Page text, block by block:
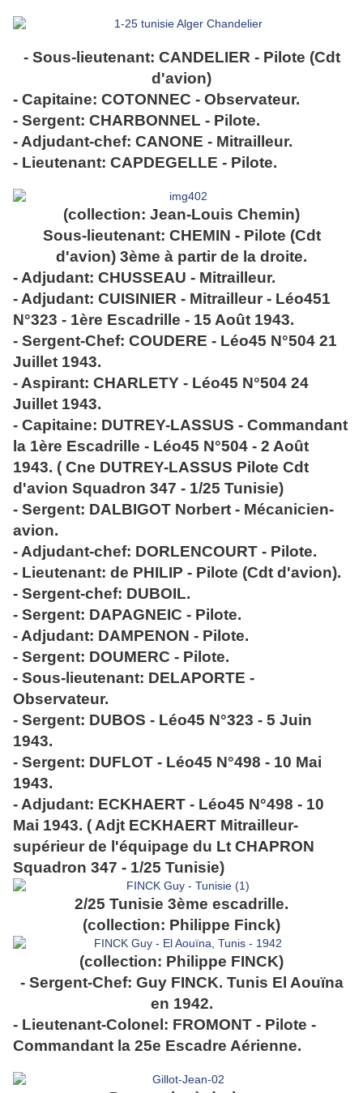
- Sous-lieutenant: CANDELIER - Pilote (Cdt
d'avion)
- Capitaine: COTONNEC - Observateur.
- Sergent: CHARBONNEL - Pilote.
- Adjudant-chef: CANONE - Mitrailleur.
- Lieutenant: CAPDEGELLE - Pilote.
(collection: Jean-Louis Chemin)
Sous-lieutenant: CHEMIN - Pilote (Cdt
d'avion) 3ème à partir de la droite.
- Adjudant: CHUSSEAU - Mitrailleur.
- Adjudant: CUISINIER - Mitrailleur - Léo451
N°323 - 1ère Escadrille - 15 Août 1943.
- Sergent-Chef: COUDERE - Léo45 N°504 21
Juillet 1943.
- Aspirant: CHARLETY - Léo45 N°504 24
Juillet 1943.
- Capitaine: DUTREY-LASSUS - Commandant
la 1ère Escadrille - Léo45 N°504 - 2 Août
1943. ( Cne DUTREY-LASSUS Pilote Cdt
d'avion Squadron 347 - 1/25 Tunisie)
- Sergent: DALBIGOT Norbert - Mécanicien-
avion.
- Adjudant-chef: DORLENCOURT - Pilote.
- Lieutenant: de PHILIP - Pilote (Cdt d'avion).
- Sergent-chef: DUBOIL.
- Sergent: DAPAGNEIC - Pilote.
- Adjudant: DAMPENON - Pilote.
- Sergent: DOUMERC - Pilote.
- Sous-lieutenant: DELAPORTE -
Observateur.
- Sergent: DUBOS - Léo45 N°323 - 5 Juin
1943.
- Sergent: DUFLOT - Léo45 N°498 - 10 Mai
1943.
- Adjudant: ECKHAERT - Léo45 N°498 - 10
Mai 1943. ( Adjt ECKHAERT Mitrailleur-
supérieur de l'équipage du Lt CHAPRON
Squadron 347 - 1/25 Tunisie)
2/25 Tunisie 3ème escadrille.
(collection: Philippe Finck)
(collection: Philippe FINCK)
- Sergent-Chef: Guy FINCK. Tunis El Aouïna
en 1942.
- Lieutenant-Colonel: FROMONT - Pilote -
Commandant la 25e Escadre Aérienne.